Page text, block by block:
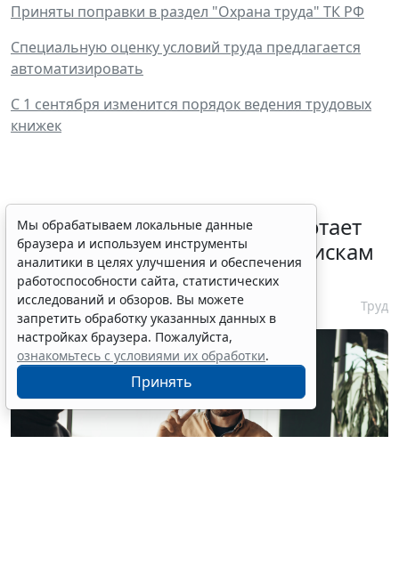
Приняты поправки в раздел "Охрана труда" ТК РФ
Специальную оценку условий труда предлагается
автоматизировать
С 1 сентября изменится порядок ведения трудовых
книжек
С 1 февраля 2027 года заработает
ГОСТ по психосоциальным рискам
на рабочем месте
7 августа 2026 17:11 Труд
Мы обрабатываем локальные данные
браузера и используем инструменты
аналитики в целях улучшения и обеспечения
работоспособности сайта, статистических
исследований и обзоров. Вы можете
запретить обработку указанных данных в
настройках браузера. Пожалуйста,
ознакомьтесь с условиями их обработки.
Принять